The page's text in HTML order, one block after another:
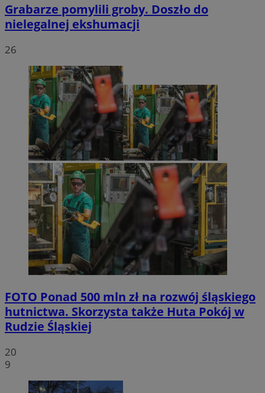
Grabarze pomylili groby. Doszło do
nielegalnej ekshumacji
26
FOTO Ponad 500 mln zł na rozwój śląskiego
hutnictwa. Skorzysta także Huta Pokój w
Rudzie Śląskiej
20
9